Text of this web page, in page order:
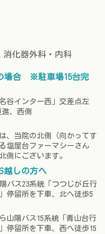
消化器外科・内科
場合 ※駐車場15台完
谷インター西」交差点左
、西側
、当院の北側（向かってす
塩屋台ファーマシーさん
側にございます。
越しの方へ
バス23系統「つつじが丘行
停留所を下車、北へ徒歩5
山陽バス15系統「青山台行
停留所を下車、西へ徒歩15